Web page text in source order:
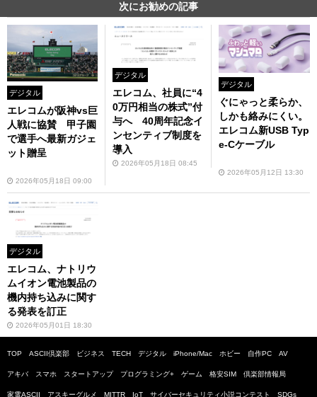
次にお勧めの記事
デジタル
エレコムが阪神vs巨
人戦に協賛 甲子園
で選手へ最新ガジェ
ット贈呈
2026年05月18日 09:00
デジタル
エレコム、社員に“4
0万円相当の株式”付
与へ 40周年記念イ
ンセンティブ制度を
導入
2026年05月18日 08:45
デジタル
ぐにゃっと柔らか、
しかも絡みにくい。
エレコム新USB Typ
e-Cケーブル
2026年05月12日 13:30
デジタル
エレコム、ナトリウ
ムイオン電池製品の
機内持ち込みに関す
る発表を訂正
2026年05月01日 18:30
TOP ASCII倶楽部 ビジネス TECH デジタル iPhone/Mac ホビー 自作PC AV
アキバ スマホ スタートアップ プログラミング+ ゲーム 格安SIM 倶楽部情報局
家電ASCII アスキーグルメ MITTR IoT サイバーセキュリティ小説コンテスト SDGs